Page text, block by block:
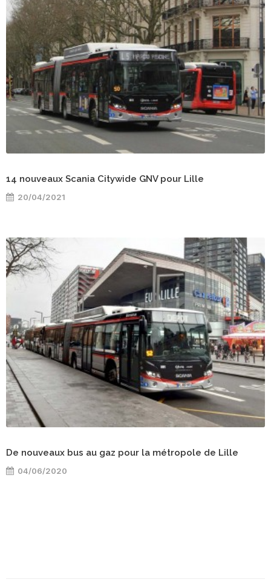
14 nouveaux Scania Citywide GNV pour Lille
20/04/2021
De nouveaux bus au gaz pour la métropole de Lille
04/06/2020